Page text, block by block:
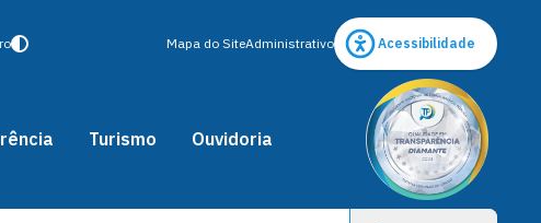
Mapa do SiteAdministrativo Acessibilidade
Turismo Ouvidoria